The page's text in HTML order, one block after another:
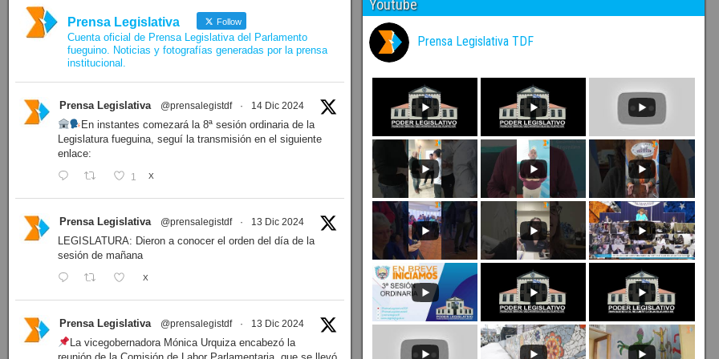
Prensa Legislativa Follow
Cuenta oficial de Prensa Legislativa del Parlamento
fueguino. Noticias y fotografías generadas por la prensa
institucional.
Prensa Legislativa @prensalegistdf · 14 Dic 2024
En instantes comezará la 8ª sesión ordinaria de la
Legislatura fueguina, seguí la transmisión en el siguiente
enlace:
1 X
Prensa Legislativa @prensalegistdf · 13 Dic 2024
LEGISLATURA: Dieron a conocer el orden del día de la
sesión de mañana
X
Prensa Legislativa @prensalegistdf · 13 Dic 2024
La vicegobernadora Mónica Urquiza encabezó la
Youtube
Prensa Legislativa TDF